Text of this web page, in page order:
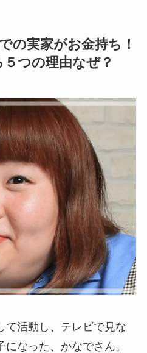
の実家がお金持ち！
つの理由なぜ？
て活動し、テレビで見な
なった、かなでさん。